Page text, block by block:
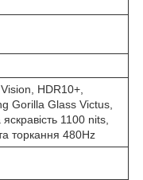
HDR10+,
Gorilla Glass Victus,
яскравість 1100 nits,
торкання 480Hz